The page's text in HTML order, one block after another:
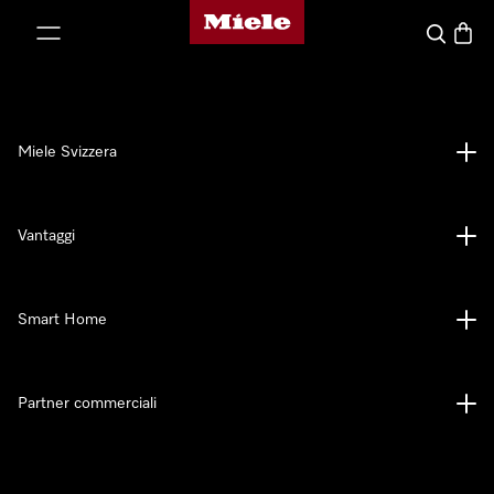
Homepage di Miele
Cerca
Miele Svizzera
Vantaggi
Smart Home
Partner commerciali